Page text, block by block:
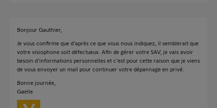
Bonjour Gauthier,
Je vous confirme que d'après ce que vous nous indiquez, il semblerait que
votre visiophone soit défectueux. Afin de gérer votre SAV, je vais avoir
besoin d'informations personnelles et c'est pour cette raison que je viens
de vous envoyer un mail pour continuer votre dépannage en privé.
Bonne journée,
Gaelle